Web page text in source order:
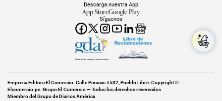
Síguenos
Descarga nuestra App
App StoreGoogle Play
Miembro del Grupo de Diarios América
Empresa Editora El Comercio. Calle Paracas #532, Pueblo Libre. Copyright ©
Elcomercio.pe. Grupo El Comercio — Todos los derechos reservados
Miembro del Grupo de Diarios América